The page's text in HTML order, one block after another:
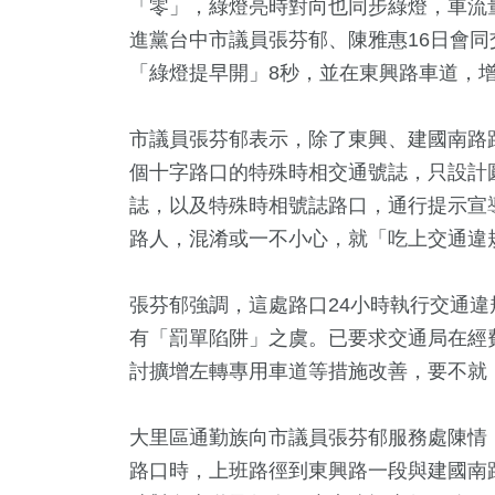
「零」，綠燈亮時對向也同步綠燈，車
進黨台中市議員張芬郁、陳雅惠16日會
「綠燈提早開」8秒，並在東興路車道
市議員張芬郁表示，除了東興、建國南
個十字路口的特殊時相交通號誌，只設
誌，以及特殊時相號誌路口，通行提示
路人，混淆或一不小心，就「吃上交通違
張芬郁強調，這處路口24小時執行交通
有「罰單陷阱」之虞。已要求交通局在
討擴增左轉專用車道等措施改善，要不
大里區通勤族向市議員張芬郁服務處陳
路口時，上班路徑到東興路一段與建國
322+
熱門
10+
演唱會
530
健康及
海峽論壇專區 美食